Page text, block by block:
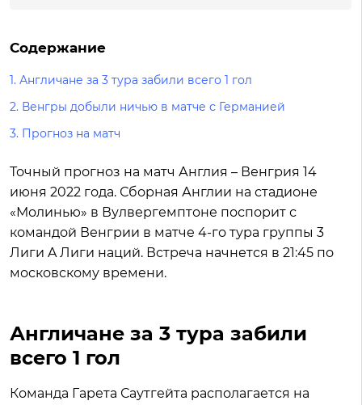
Содержание
1. Англичане за 3 тура забили всего 1 гол
2. Венгры добыли ничью в матче с Германией
3. Прогноз на матч
Точный прогноз на матч Англия – Венгрия 14
июня 2022 года. Сборная Англии на стадионе
«Молинью» в Вулвергемптоне поспорит с
командой Венгрии в матче 4-го тура группы 3
Лиги A Лиги наций. Встреча начнется в 21:45 по
московскому времени.
Англичане за 3 тура забили
всего 1 гол
Команда Гарета Саутгейта располагается на